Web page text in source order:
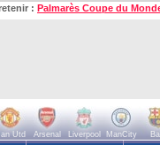
: Palmarès Coupe du
Utd Arsenal Liverpool ManCity